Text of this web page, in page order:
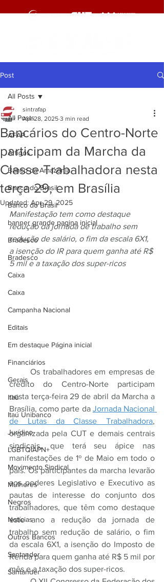
Post
All Posts
AFAP
Artigos
Banco da Amazônia
Banco do Brasil
Banco do Brasil
banner grande pagina inicial
Bradesco
Bradesco
Caixa
Caixa
Campanha Nacional
Editais
Em destaque Página inicial
Financiários
Gerais
Itaú
Itaú Unibanco
Jurídico
LGBTQIAPN+
Movimento Sindical
Mulheres
Negros
Notícias
Outros Bancos
Santander
Santander
All Posts
Bancários do Centro-Norte
participam da Marcha da
Classe Trabalhadora nesta
terça 29, em Brasília
sintrafap
Apr 28, 2025 3 min read
Updated: Apr 29, 2025
Manifestação tem como destaque
redução da jornada de trabalho sem
redução de salário, o fim da escala 6X1,
a isenção do IR para quem ganha até R$
5 mil e a taxação dos super-ricos
	Os trabalhadores em empresas de
crédito do Centro-Norte participam
nesta terça-feira 29 de abril da Marcha a
Brasília, como parte da Jornada Nacional
de Lutas da Classe Trabalhadora,
organizada pela CUT e demais centrais
sindicais, que terá seu ápice nas
manifestações de 1º de Maio em todo o
país. Os participantes da marcha levarão
aos poderes Legislativo e Executivo as
pautas de interesse do conjunto dos
trabalhadores, que têm como destaque
este ano a redução da jornada de
trabalho sem redução de salário, o fim
da escala 6X1, a isenção do Imposto de
Renda para quem ganha até R$ 5 mil por
mês e a taxação dos super-ricos.